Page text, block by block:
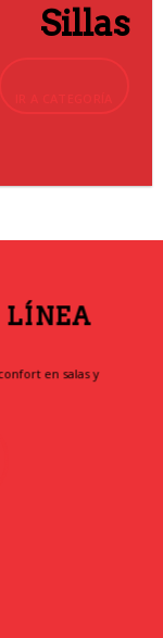
Sillas
LÍNEA
en salas y